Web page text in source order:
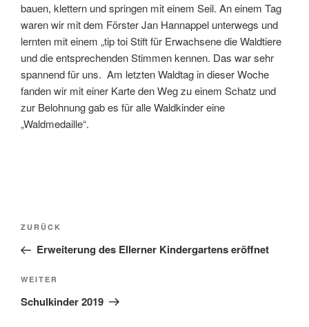
bauen, klettern und springen mit einem Seil. An einem Tag
waren wir mit dem Förster Jan Hannappel unterwegs und
lernten mit einem „tip toi Stift für Erwachsene die Waldtiere
und die entsprechenden Stimmen kennen. Das war sehr
spannend für uns. Am letzten Waldtag in dieser Woche
fanden wir mit einer Karte den Weg zu einem Schatz und
zur Belohnung gab es für alle Waldkinder eine
„Waldmedaille“.
Beitragsnavigation
Vorheriger
Beitrag
ZURÜCK
Erweiterung des Ellerner Kindergartens eröffnet
Nächster
Beitrag
WEITER
Schulkinder 2019